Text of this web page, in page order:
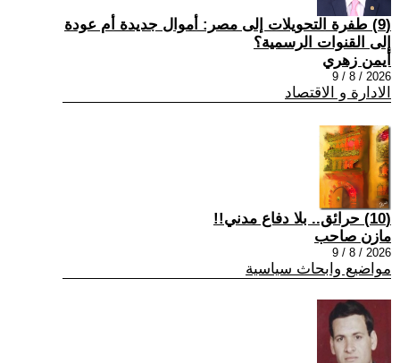
(9) طفرة التحويلات إلى مصر: أموال جديدة أم عودة
إلى القنوات الرسمية؟
أيمن زهري
2026 / 8 / 9
الادارة و الاقتصاد
(10) حرائق.. بلا دفاع مدني!!
مازن صاحب
2026 / 8 / 9
مواضيع وابحاث سياسية